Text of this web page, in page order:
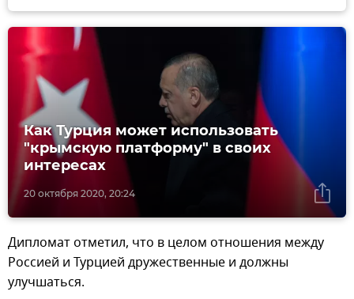
20 октября 2020, 20:24
Как Турция может использовать
"крымскую платформу" в своих
интересах
Дипломат отметил, что в целом отношения между
Россией и Турцией дружественные и должны
улучшаться.